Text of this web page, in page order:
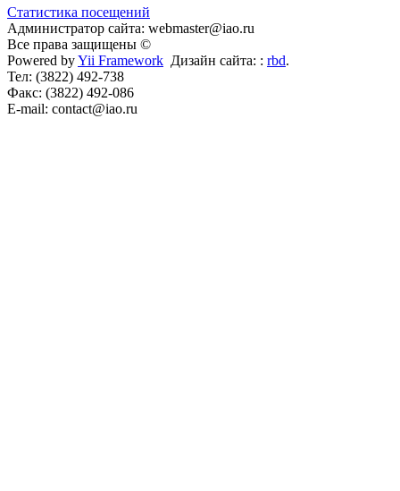
Статистика посещений
Администратор сайта: webmaster@iao.ru
Все права защищены ©
Powered byYii Framework Дизайн сайта: : rbd.
Тел: (3822) 492-738
Факс: (3822) 492-086
E-mail: contact@iao.ru